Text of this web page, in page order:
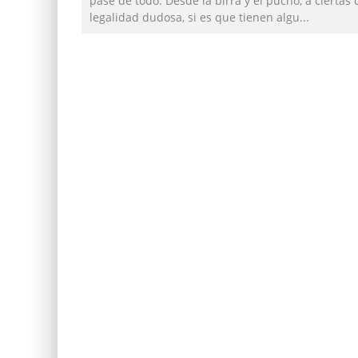
legalidad dudosa, si es que tienen algu...